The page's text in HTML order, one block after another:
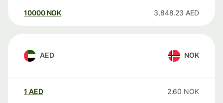
10000 NOK 3,848.23 AED
AED NOK
1 AED 2.60 NOK